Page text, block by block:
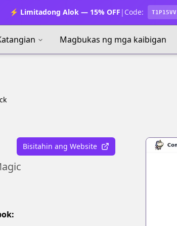
⚡ Limitadong Alok — 15% OFF | Code: T1P15VV
Magbukas ng mga kaibigan
Bisitahin ang Website